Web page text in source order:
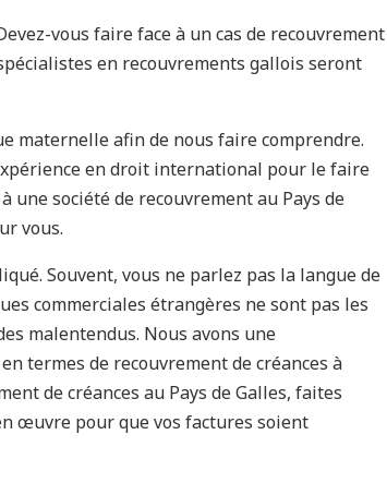
vous faire face à un cas de recouvrement
en recouvrements gallois seront
maternelle afin de nous faire comprendre.
en droit international pour le faire
une société de recouvrement au Pays de
vous.
Souvent, vous ne parlez pas la langue de
commerciales étrangères ne sont pas les
malentendus. Nous avons une
termes de recouvrement de créances à
de créances au Pays de Galles, faites
œuvre pour que vos factures soient